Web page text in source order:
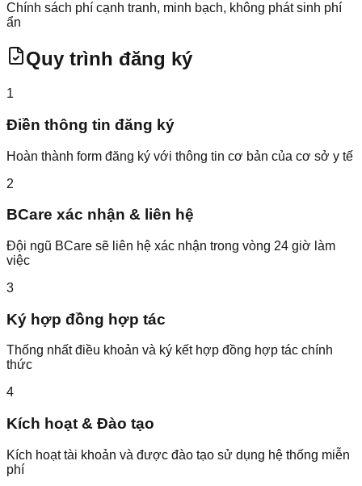
Chính sách phí cạnh tranh, minh bạch, không phát sinh phí
ẩn
Quy trình đăng ký
1
Điền thông tin đăng ký
Hoàn thành form đăng ký với thông tin cơ bản của cơ sở y tế
2
BCare xác nhận & liên hệ
Đội ngũ BCare sẽ liên hệ xác nhận trong vòng 24 giờ làm
việc
3
Ký hợp đồng hợp tác
Thống nhất điều khoản và ký kết hợp đồng hợp tác chính
thức
4
Kích hoạt & Đào tạo
Kích hoạt tài khoản và được đào tạo sử dụng hệ thống miễn
phí